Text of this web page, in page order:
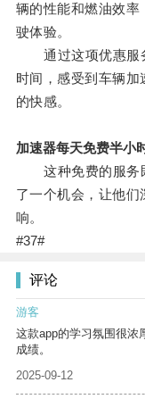
辆的性能和燃油效率
驶体验。
通过这项优惠服
时间，感受到车辆加
的快感。
加速器每天免费半小
这种免费的服务
了一个机会，让他
响。
#37#
评论
游客
这款app的学习氛围很浓
成绩。
2025-09-12